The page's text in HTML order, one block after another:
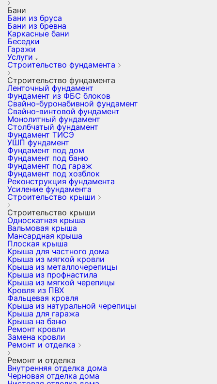
Бани
Бани из бруса
Бани из бревна
Каркасные бани
Беседки
Гаражи
Услуги
Строительство фундамента
Строительство фундамента
Ленточный фундамент
Фундамент из ФБС блоков
Свайно-буронабивной фундамент
Свайно-винтовой фундамент
Монолитный фундамент
Столбчатый фундамент
Фундамент ТИСЭ
УШП фундамент
Фундамент под дом
Фундамент под баню
Фундамент под гараж
Фундамент под хозблок
Реконструкция фундамента
Усиление фундамента
Строительство крыши
Строительство крыши
Односкатная крыша
Вальмовая крыша
Мансардная крыша
Плоская крыша
Крыша для частного дома
Крыша из мягкой кровли
Крыша из металлочерепицы
Крыша из профнастила
Крыша из мягкой черепицы
Кровля из ПВХ
Фальцевая кровля
Крыша из натуральной черепицы
Крыша для гаража
Крыша на баню
Ремонт кровли
Замена кровли
Ремонт и отделка
Ремонт и отделка
Внутренняя отделка дома
Черновая отделка дома